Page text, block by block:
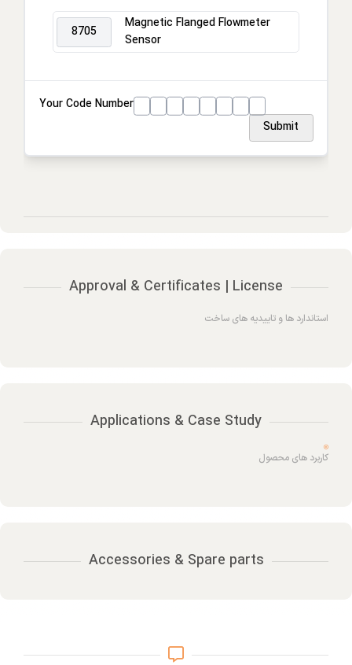
Electronics Mounting Stylern
8705
Magnetic Flanged Flowmeter
Sensor
Your Code Number
Submit
Approval & Certificates | License
استاندارد ها و تاییدیه های ساخت
Applications & Case Study
کاربرد های محصول
Accessories & Spare parts